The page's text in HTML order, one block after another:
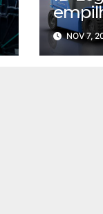
daNOV 7,